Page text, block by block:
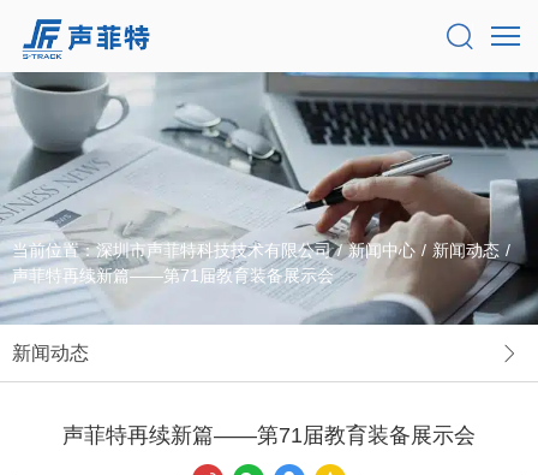
当前位置：深圳市声菲特科技技术有限公司 / 新闻中心 / 新闻动态 /
声菲特再续新篇——第71届教育装备展示会
新闻动态
声菲特再续新篇——第71届教育装备展示会